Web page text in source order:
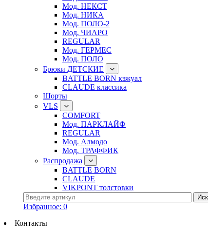
Мод. НЕКСТ
Мод. НИКА
Мод. ПОЛО-2
Мод. ЧИАРО
REGULAR
Мод. ГЕРМЕС
Мод. ПОЛО
Брюки ДЕТСКИЕ
BATTLE BORN кэжуал
CLAUDE классика
Шорты
VLS
COMFORT
Мод. ПАРКЛАЙФ
REGULAR
Мод. Алмодо
Мод. ТРАФФИК
Распродажа
BATTLE BORN
CLAUDE
VIKPONT толстовки
Избранное: 0
Контакты